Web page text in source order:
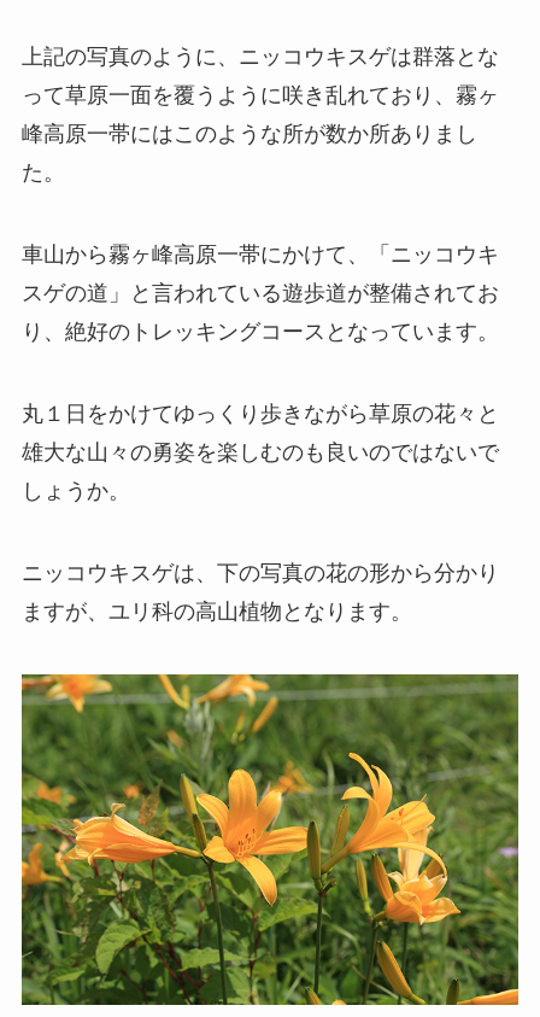
上記の写真のように、ニッコウキスゲは群落とな
って草原一面を覆うように咲き乱れており、霧ヶ
峰高原一帯にはこのような所が数か所ありまし
た。
車山から霧ヶ峰高原一帯にかけて、「ニッコウキ
スゲの道」と言われている遊歩道が整備されてお
り、絶好のトレッキングコースとなっています。
丸１日をかけてゆっくり歩きながら草原の花々と
雄大な山々の勇姿を楽しむのも良いのではないで
しょうか。
ニッコウキスゲは、下の写真の花の形から分かり
ますが、ユリ科の高山植物となります。